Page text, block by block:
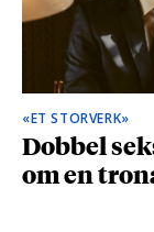
«ET STORVERK»
Dobbel
om en